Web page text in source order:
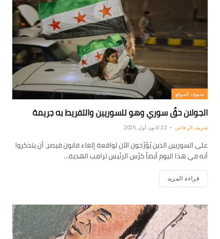
ضيوف الموقع
الجولان حقٌ سوري وهو للسوريين والتفريط به جريمة
شريف الرفاعي 22 كانون أول، 2025
على السوريين الذين يُؤرِّخون الآن لواقعة إلغاء قانون قيصر، أن يتذكروا
أنه في هذا اليوم أيضاً كرَّس الرئيس ترامب الهدية…
قراءة المزيد